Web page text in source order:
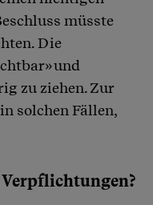
müsste
Die
und
zu ziehen. Zur
solchen Fällen,